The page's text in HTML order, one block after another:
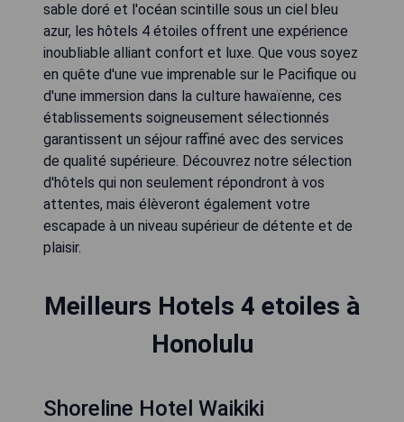
sable doré et l'océan scintille sous un ciel bleu
azur, les hôtels 4 étoiles offrent une expérience
inoubliable alliant confort et luxe. Que vous soyez
en quête d'une vue imprenable sur le Pacifique ou
d'une immersion dans la culture hawaïenne, ces
établissements soigneusement sélectionnés
garantissent un séjour raffiné avec des services
de qualité supérieure. Découvrez notre sélection
d'hôtels qui non seulement répondront à vos
attentes, mais élèveront également votre
escapade à un niveau supérieur de détente et de
plaisir.
Meilleurs Hotels 4 etoiles à
Honolulu
Shoreline Hotel Waikiki